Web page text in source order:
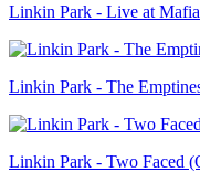
Linkin Park - Live at
Linkin Park - The
Linkin Park - Two Faced